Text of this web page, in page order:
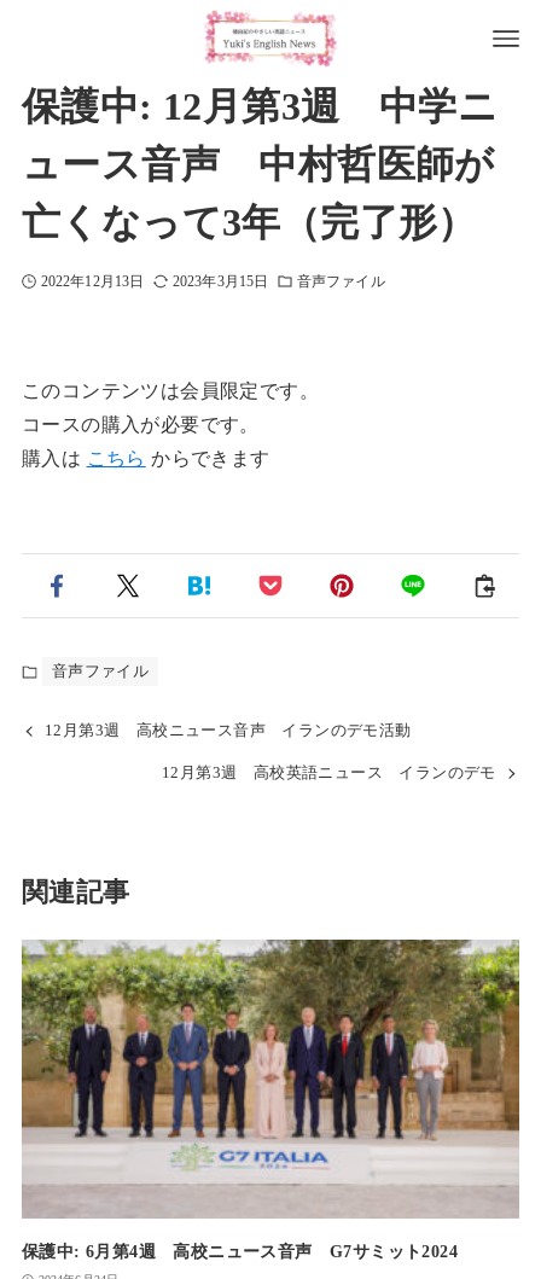
保護中: 12月第3週 中学ニ
ュース音声 中村哲医師が
亡くなって3年（完了形）
2022年12月13日 2023年3月15日 音声ファイル
このコンテンツは会員限定です。
コースの購入が必要です。
購入は こちら からできます
音声ファイル
12月第3週 高校ニュース音声 イランのデモ活動
12月第3週 高校英語ニュース イランのデモ
関連記事
保護中: 6月第4週 高校ニュース音声 G7サミット2024